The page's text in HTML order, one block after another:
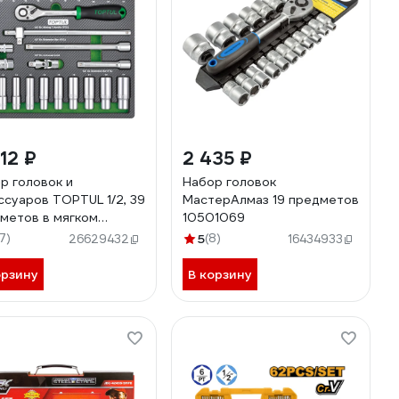
₽
головок и
TOPTUL 1/2, 39
в мягком
GEC3901
26629432
2 435 ₽
Набор головок
МастерАлмаз 19 предметов
10501069
5(8) 16434933
В корзину